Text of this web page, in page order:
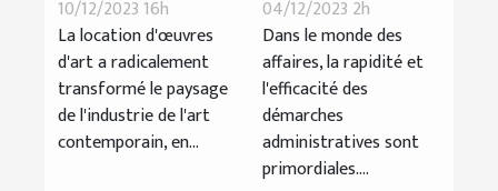
d'œuvres d'art
sur l'industrie de
l'art
contemporain
10/12/2023 16h
La location d'œuvres
d'art a radicalement
transformé le paysage
de l'industrie de l'art
contemporain, en...
associés à
l'obtention d'un
K-bis entre les
services en
ligne et les
démarches
04/12/2023 2h
Dans le monde des
affaires, la rapidité et
l'efficacité des
démarches
administratives sont
primordiales....